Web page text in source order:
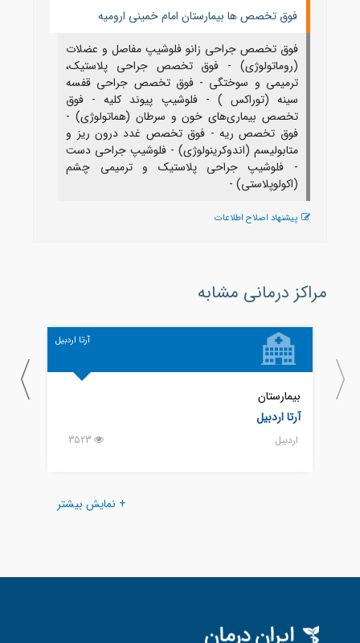
فوق تخصص ها بیمارستان امام خمینی ارومیه
فوق تخصص جراحی زانو فلوشیپ مفاصل و عضلات
(روماتولوژی) - فوق تخصص جراحی پلاستیک،
ترمیمی و سوختگی - فوق تخصص جراحی قفسه
سینه (توراکس ) - فلوشیپ پیوند کلیه - فوق
تخصص بیماری‌های خون و سرطان (هماتولوژی) -
فوق تخصص ریه - فوق تخصص غدد درون ریز و
متابولیسم (اندوکرینولوژی) - فلوشیپ جراحی دست
- فلوشیپ جراحی پلاستیک و ترمیمی چشم
(اکولوپلاستی) -
پیشنهاد اصلاح اطلاعات
مراکز درمانی مشابه
آرتا اردبیل
بیمارستان
آرتا اردبیل
اردبيل 3523
+ نمایش بیشتر